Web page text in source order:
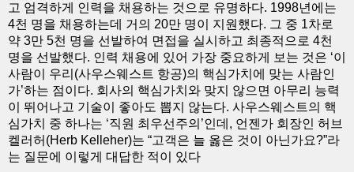
고 엄격하게 인력을 채용하는 것으로 유명하다. 1998년에는
4천 명을 채용하는데 거의 20만 명이 지원했다. 그 중 1차로
약 3만 5천 명을 선발하여 면접을 실시하고 최종적으로 4천
명을 선발했다. 인력 채용에 있어 가장 중요하게 보는 것은 ‘이
사람이 우리(사우스웨스트 항공)의 핵심가치에 맞는 사람인
가’하는 점이다. 회사의 핵심가치와 맞지 않으면 아무리 능력
이 뛰어나고 기술이 좋아도 뽑지 않는다. 사우스웨스트의 핵
심가치 중 하나는 ‘직원 최우선주의’인데, 언젠가 회장인 허브
켈러허(Herb Kelleher)는 “고객은 늘 옳은 것이 아닌가요?”라
는 질문에 이렇게 대답한 적이 있다